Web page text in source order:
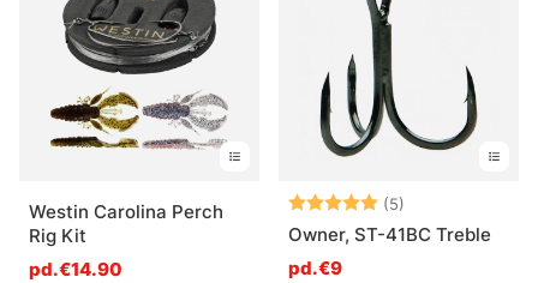
Westin Carolina Perch
Rig Kit
pd.€14.90
Note: (5)
Owner, ST-41BC Treble
pd.€9